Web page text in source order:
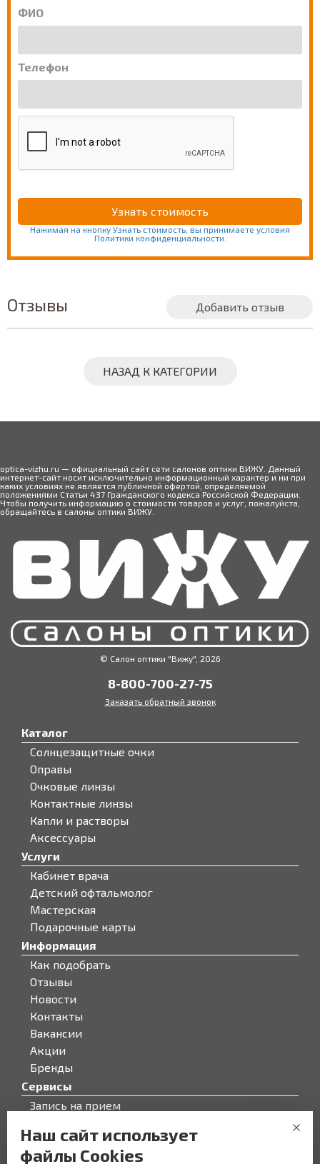
ФИО
Телефон
Нажимая на кнопку Узнать стоимость, вы принимаете условия
Политики конфиденциальности.
Отзывы Добавить отзыв
НАЗАД К КАТЕГОРИИ
optica-vizhu.ru — официальный сайт сети салонов оптики ВИЖУ. Данный
интернет-сайт носит исключительно информационный характер и ни при
каких условиях не является публичной офертой, определяемой
положениями Статьи 437 Гражданского кодекса Российской Федерации.
Чтобы получить информацию о стоимости товаров и услуг, пожалуйста,
обращайтесь в салоны оптики ВИЖУ.
© Салон оптики "Вижу", 2026
8-800-700-27-75
Заказать обратный звонок
Каталог
Солнцезащитные очки
Оправы
Очковые линзы
Контактные линзы
Капли и растворы
Аксессуары
Услуги
Кабинет врача
Детский офтальмолог
Мастерская
Подарочные карты
Информация
Как подобрать
Отзывы
Новости
Контакты
Вакансии
Акции
Бренды
Сервисы
Запись на прием
О компании
О компании
Наш сайт использует
файлы Cookies